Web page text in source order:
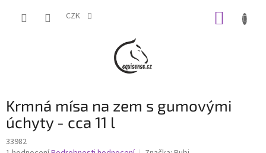
CZK
Krmná mísa na zem s gumovými
úchyty - cca 11 l
33982